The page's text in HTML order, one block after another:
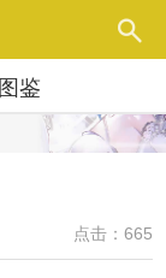
图鉴
点击：665